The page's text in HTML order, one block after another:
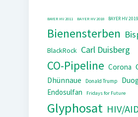
BAYER HV 2011 BAYER HV 2018 BAYER HV 2019
Bienensterben
BlackRock Carl Duisberg
CO-Pipeline Corona
Dhünnaue Donald Trump
Endosulfan
Fridays for Future
Glyphosat HIV/